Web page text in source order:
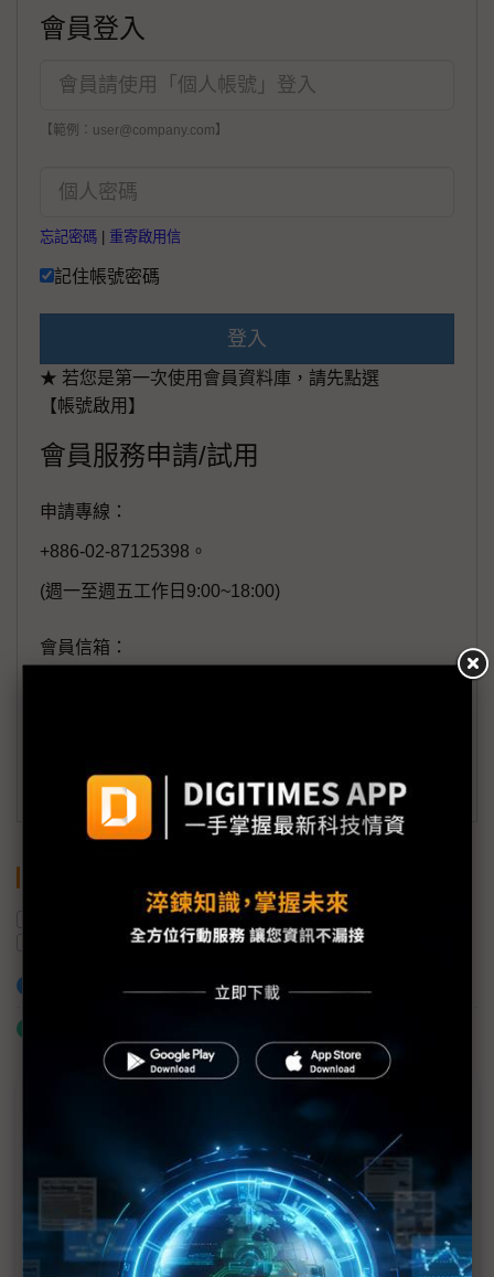
會員登入
【範例：user@company.com】
忘記密碼 重寄啟用信
記住帳號密碼
登入
★ 若您是第一次使用會員資料庫，請先點選
【帳號啟用】
會員服務申請/試用
申請專線：
+886-02-87125398。
(週一至週五工作日9:00~18:00)
會員信箱：
訂閱DIGITIMES 行動版
中國 蜂巢式 物聯網
加入已選取到「關鍵字追蹤」
MLCC訂單過熱、出貨比創高 村田示警全球AI基
建熱潮將趨緩
2027全年記憶體產能提前售罄 買家「祕而不
宣」只怕買不夠